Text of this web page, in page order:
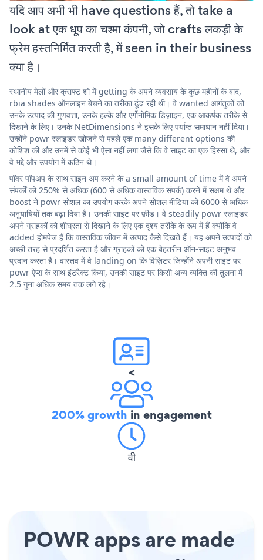
यदि आप अभी भी have questions हैं, तो take a
look at एक धूप का चश्मा कंपनी, जो crafts लकड़ी के
फ्रेम हस्तनिर्मित करती है, में seen in their business
क्या है।
स्थानीय मेलों और क्राफ्ट शो में getting के अपने व्यवसाय के कुछ महीनों के बाद,
rbia shades ऑनलाइन बेचने का तरीका ढूंढ रही थी। वे wanted आगंतुकों को
उनके उत्पाद की गुणवत्ता, उनके हल्के और एर्गोनोमिक डिज़ाइन, एक आकर्षक तरीके से
दिखाने के लिए। उनके NetDimensions ने इसके लिए पर्याप्त समाधान नहीं दिया।
उन्होंने powr स्लाइडर खोजने से पहले एक many different options की
कोशिश की और उनमें से कोई भी ऐसा नहीं लगा जैसे कि वे साइट का एक हिस्सा थे, और
वे भद्दे और उपयोग में कठिन थे।
पॉवर पॉपअप के साथ साइन अप करने के a small amount of time में वे अपने
संपर्कों को 250% से अधिक (600 से अधिक वास्तविक संपर्क) करने में सक्षम थे और
boost ने powr सोशल का उपयोग करके अपने सोशल मीडिया को 6000 से अधिक
अनुयायियों तक बढ़ा दिया है। उनकी साइट पर फ़ीड। वे steadily powr स्लाइडर
अपने ग्राहकों को शीघ्रता से दिखाने के लिए एक दृश्य तरीके के रूप में हैं क्योंकि वे
added होमपेज हैं कि वास्तविक जीवन में उत्पाद कैसे दिखते हैं। यह अपने उत्पादों को
अच्छी तरह से प्रदर्शित करता है और ग्राहकों को एक बेहतरीन ऑन-साइट अनुभव
प्रदान करता है। वास्तव में वे landing on कि विज़िटर जिन्होंने अपनी साइट पर
powr ऐप्स के साथ इंटरैक्ट किया, उनकी साइट पर किसी अन्य व्यक्ति की तुलना में
2.5 गुना अधिक समय तक लगे रहे।
<
200% growth in engagement
वी
POWR apps are made